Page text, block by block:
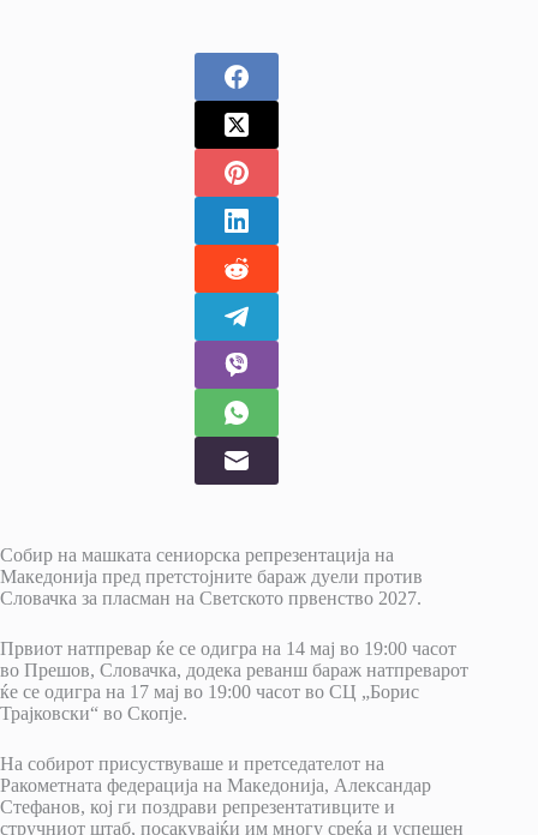
Собир на машката сениорска репрезентација на
Македонија пред претстојните бараж дуели против
Словачка за пласман на Светското првенство 2027.
Првиот натпревар ќе се одигра на 14 мај во 19:00 часот
во Прешов, Словачка, додека реванш бараж натпреварот
ќе се одигра на 17 мај во 19:00 часот во СЦ „Борис
Трајковски“ во Скопје.
На собирот присуствуваше и претседателот на
Ракометната федерација на Македонија, Александар
Стефанов, кој ги поздрави репрезентативците и
стручниот штаб, посакувајќи им многу среќа и успешен